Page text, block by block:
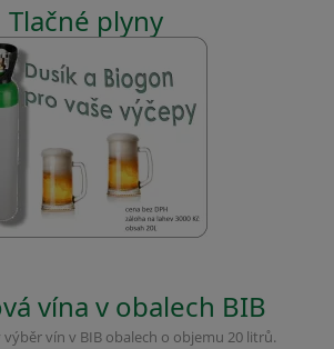
Tlačné plyny
vína v obalech BIB
vín v BIB obalech o objemu 20 litrů.